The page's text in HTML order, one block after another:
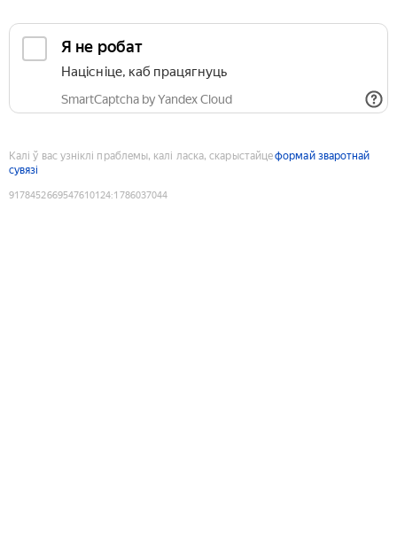
Я не робат
Націсніце, каб працягнуць
SmartCaptcha by Yandex Cloud
Калі ў вас узніклі праблемы, калі ласка, скарыстайцеформай зваротнай
сувязі
9178452669547610124:1786037044